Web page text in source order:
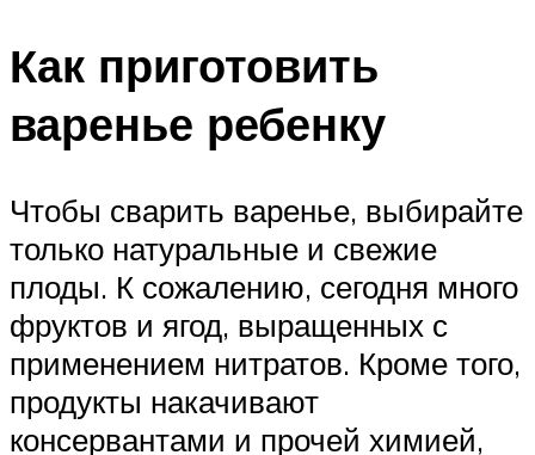
Как приготовить
варенье ребенку
Чтобы сварить варенье, выбирайте
только натуральные и свежие
плоды. К сожалению, сегодня много
фруктов и ягод, выращенных с
применением нитратов. Кроме того,
продукты накачивают
консервантами и прочей химией,